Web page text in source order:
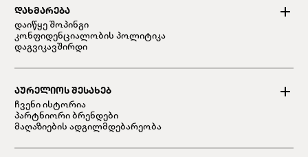
ᲓᲐᲮᲛᲐᲠᲔᲑᲐ
დაიწყე შოპინგი
კონფიდენციალობის პოლიტიკა
დაგვიკავშირდი
ᲐᲣᲠᲔᲚᲘᲝᲡ ᲨᲔᲡᲐᲮᲔᲑ
ჩვენი ისტორია
პარტნიორი ბრენდები
მაღაზიების ადგილმდებარეობა